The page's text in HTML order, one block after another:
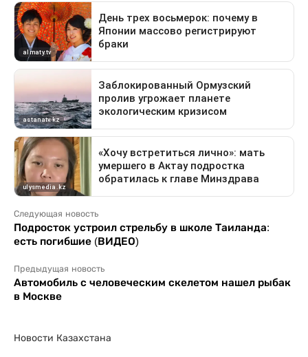
Следующая новость
Подросток устроил стрельбу в школе Таиланда:
есть погибшие (ВИДЕО)
Предыдущая новость
Автомобиль с человеческим скелетом нашел рыбак
в Москве
Новости Казахстана